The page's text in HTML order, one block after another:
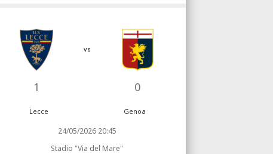
1
vs
0
Lecce Genoa
24/05/2026 20:45
Stadio "Via del Mare"